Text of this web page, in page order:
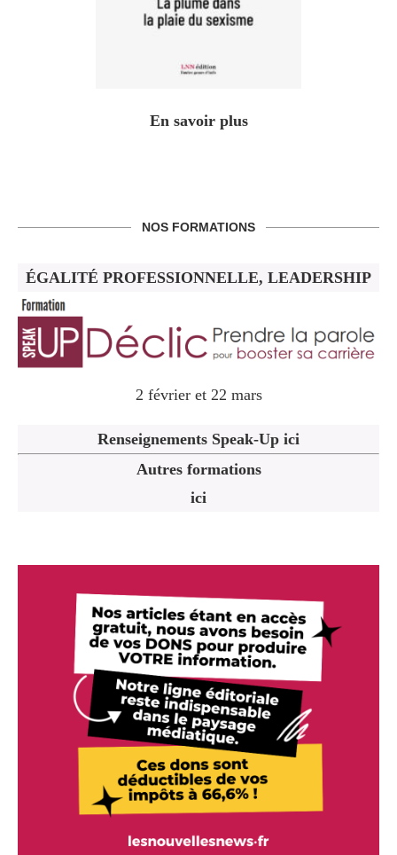
En savoir plus
NOS FORMATIONS
ÉGALITÉ PROFESSIONNELLE, LEADERSHIP
2 février et 22 mars
Renseignements Speak-Up ici
Autres formations
ici